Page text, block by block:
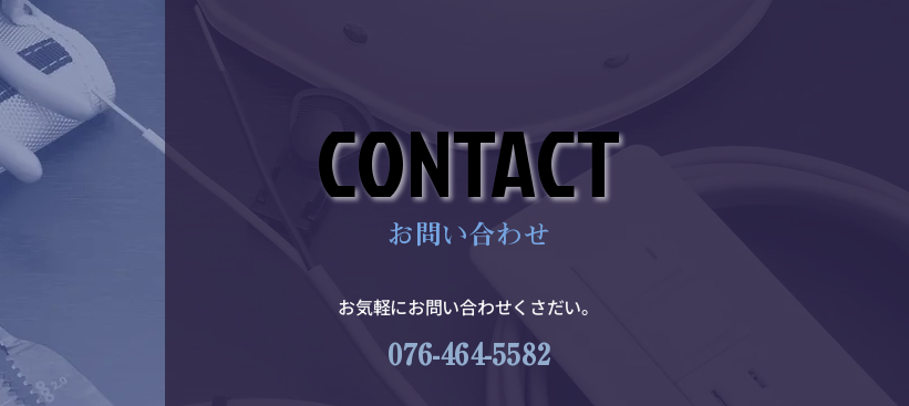
CONTACT
CONTACT
​お問い合わせ
​お気軽にお問い合わせくさだい。
076-464-5582